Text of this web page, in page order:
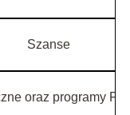
Szanse
oraz programy